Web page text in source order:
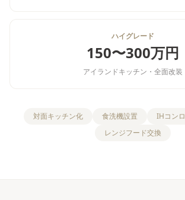
ハイグレード
150〜300万円
アイランドキッチン・全面改装
対面キッチン化 食洗機設置 IHコンロ
レンジフード交換